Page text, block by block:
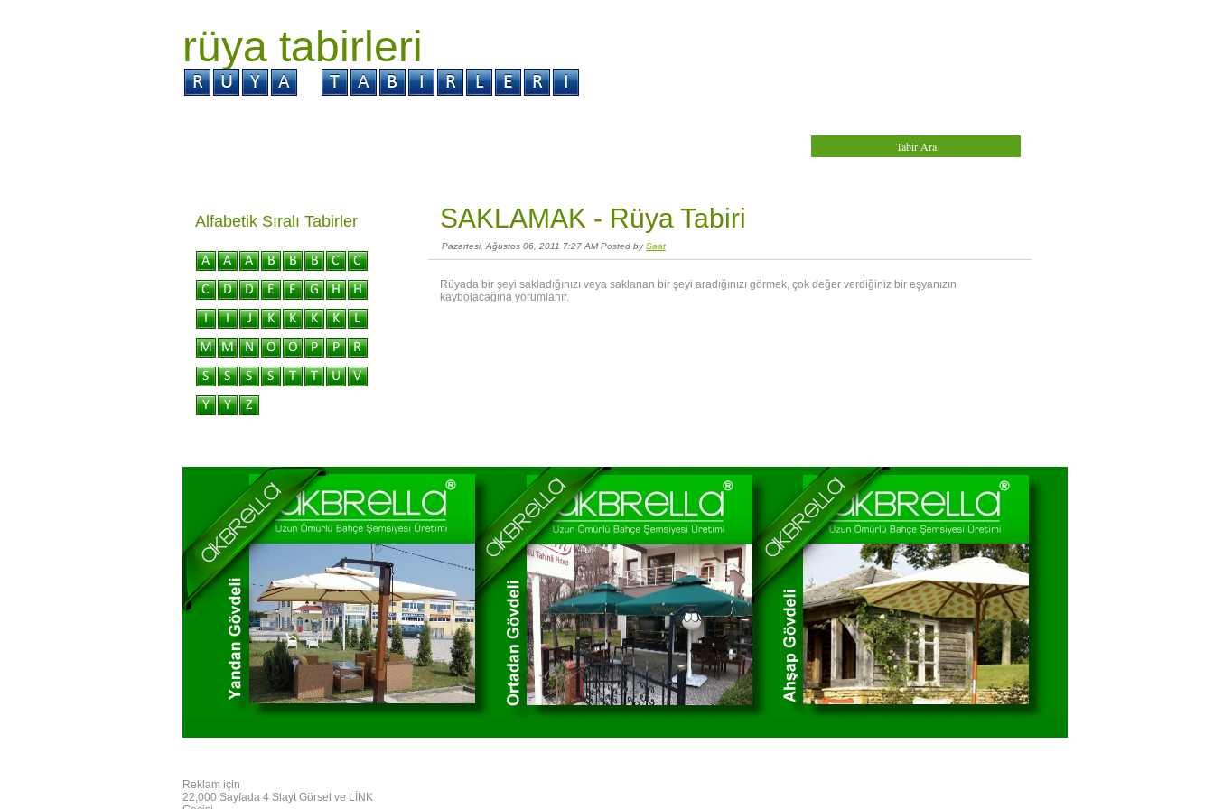
rüya tabirleri
SAKLAMAK - Rüya Tabiri
Pazartesi, Ağustos 06, 2011 7:27 AM Posted bySaat
Rüyada bir şeyi sakladığınızı veya saklanan bir şeyi aradığınızı görmek, çok değer verdiğiniz bir eşyanızın
kaybolacağına yorumlanır.
Alfabetik Sıralı Tabirler
Reklam için
22,000 Sayfada 4 Slayt Görsel ve LİNK